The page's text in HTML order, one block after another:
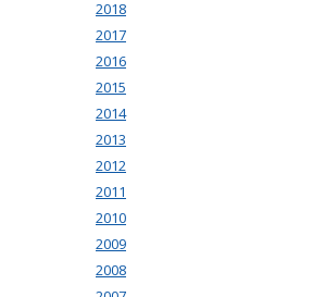
2018
2017
2016
2015
2014
2013
2012
2011
2010
2009
2008